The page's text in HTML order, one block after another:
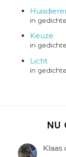
in
Keuze
in
Licht
in
Nu
Klaas